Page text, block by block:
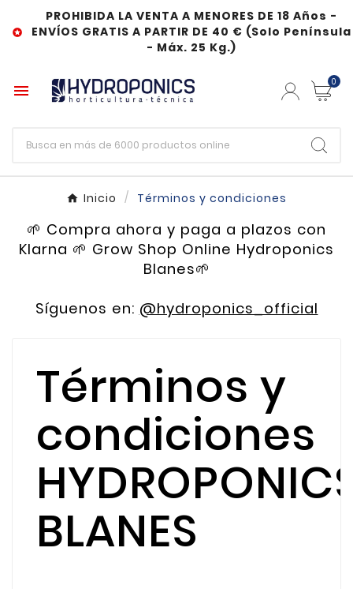

PROHIBIDA LA VENTA A MENORES DE 18 Años -
ENVÍOS GRATIS A PARTIR DE 40 € (Solo Península
- Máx. 25 Kg.)
 0
Inicio Términos y condiciones
🌱 Compra ahora y paga a plazos con
Klarna 🌱 Grow Shop Online Hydroponics
Blanes🌱
Síguenos en: @hydroponics_official
Términos y
condiciones
BLANES